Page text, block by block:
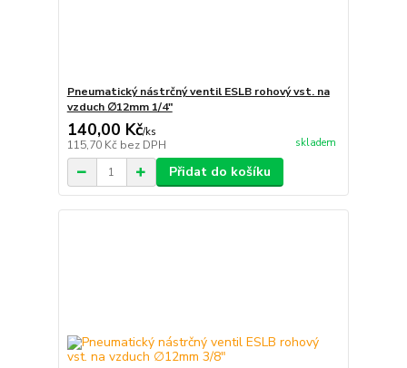
Pneumatický nástrčný ventil ESLB rohový vst. na
vzduch ∅12mm 1/4"
140,00 Kč/ks
115,70 Kč bez DPH skladem
Přidat do košíku